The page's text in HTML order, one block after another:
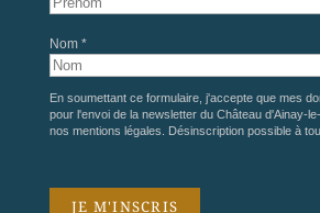
Nom *
En soumettant ce formulaire, j'accepte que mes
pour l'envoi de la newsletter du Château d'Ainay-
nos mentions légales . Désinscription possible à